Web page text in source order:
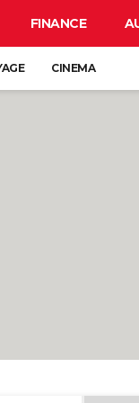
FINANCE
CINEMA